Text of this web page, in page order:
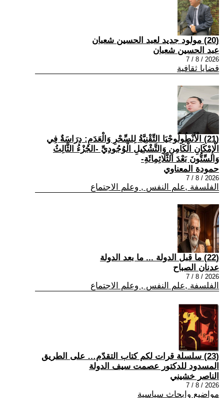
(20) مولود جديد لعبد الحسين شعبان
عبد الحسين شعبان
2026 / 8 / 7
قضايا ثقافية
(21) الْأَنْطُولُوجْيَا التِّقْنِيَّةُ لِلسِّحْرِ وَالْعَدَمِ: دِرَاسَةٌ فِي
الْإِمْكَانِ الْكَامِنِ وَالتَّشْكِيلِ الْوُجُودِيِّ -الجُزْءُ الثَّالِثُ
وَالسِّتُّونَ بَعْدَ الثَّلَاثِمِائَةِ-
حمودة المعناوي
2026 / 8 / 7
الفلسفة ,علم النفس , وعلم الاجتماع
(22) ما قبل الدولة ... ما بعد الدولة
عدنان الصباح
2026 / 8 / 7
الفلسفة ,علم النفس , وعلم الاجتماع
(23) سلسلة قرات لكم كتاب التقدّم… على الطريق
المسدود للدكتور عصمت سيف الدولة
الناصر خشيني
2026 / 8 / 7
مواضيع وابحاث سياسية